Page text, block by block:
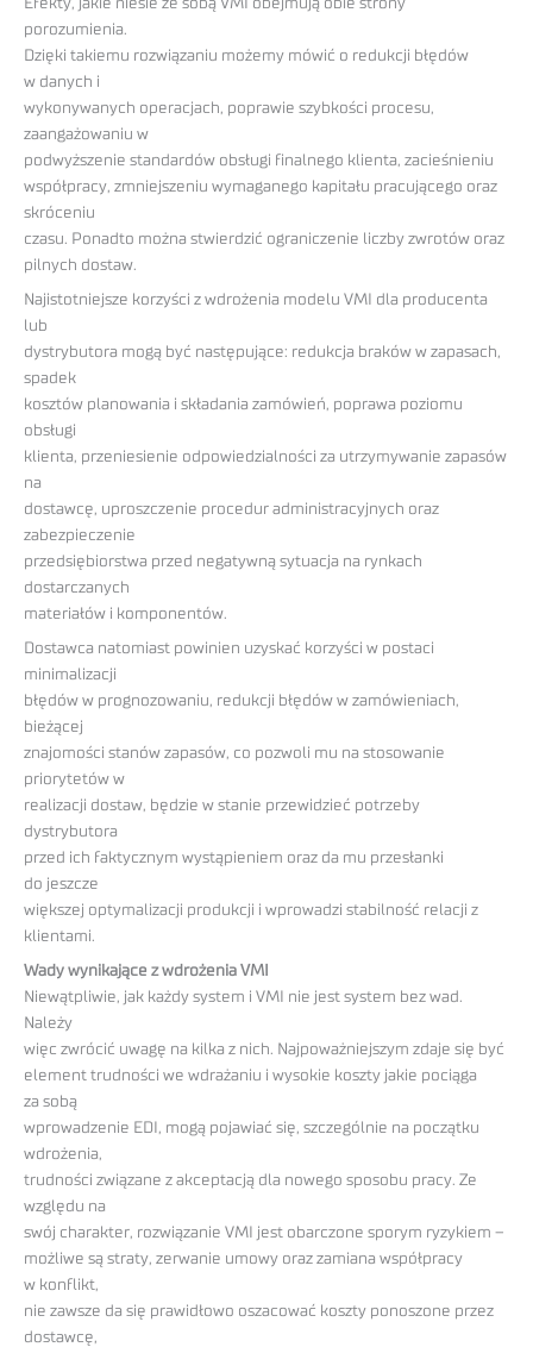
Efekty, jakie niesie ze sobą VMI obejmują obie strony
porozumienia.
Dzięki takiemu rozwiązaniu możemy mówić o redukcji błędów
w danych i
wykonywanych operacjach, poprawie szybkości procesu,
zaangażowaniu w
podwyższenie standardów obsługi finalnego klienta, zacieśnieniu
współpracy, zmniejszeniu wymaganego kapitału pracującego oraz
skróceniu
czasu. Ponadto można stwierdzić ograniczenie liczby zwrotów oraz
pilnych dostaw.
Najistotniejsze korzyści z wdrożenia modelu VMI dla producenta
lub
dystrybutora mogą być następujące: redukcja braków w zapasach,
spadek
kosztów planowania i składania zamówień, poprawa poziomu
obsługi
klienta, przeniesienie odpowiedzialności za utrzymywanie zapasów
na
dostawcę, uproszczenie procedur administracyjnych oraz
zabezpieczenie
przedsiębiorstwa przed negatywną sytuacja na rynkach
dostarczanych
materiałów i komponentów.
Dostawca natomiast powinien uzyskać korzyści w postaci
minimalizacji
błędów w prognozowaniu, redukcji błędów w zamówieniach,
bieżącej
znajomości stanów zapasów, co pozwoli mu na stosowanie
priorytetów w
realizacji dostaw, będzie w stanie przewidzieć potrzeby
dystrybutora
przed ich faktycznym wystąpieniem oraz da mu przesłanki
do jeszcze
większej optymalizacji produkcji i wprowadzi stabilność relacji z
klientami.
Wady wynikające z wdrożenia VMI
Niewątpliwie, jak każdy system i VMI nie jest system bez wad.
Należy
więc zwrócić uwagę na kilka z nich. Najpoważniejszym zdaje się być
element trudności we wdrażaniu i wysokie koszty jakie pociąga
za sobą
wprowadzenie EDI, mogą pojawiać się, szczególnie na początku
wdrożenia,
trudności związane z akceptacją dla nowego sposobu pracy. Ze
względu na
swój charakter, rozwiązanie VMI jest obarczone sporym ryzykiem –
możliwe są straty, zerwanie umowy oraz zamiana współpracy
w konflikt,
nie zawsze da się prawidłowo oszacować koszty ponoszone przez
dostawcę,